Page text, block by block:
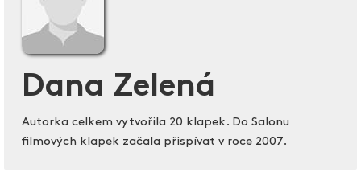
Dana Zelená
Autorka celkem vytvořila 20 klapek. Do Salonu
filmových klapek začala přispívat v roce 2007.